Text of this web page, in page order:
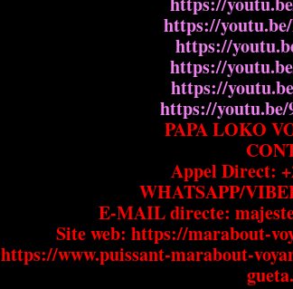
https://
https://
https://
https://
https://
PAPA LOKO
Appel Direct:
WHATSAPP/
E-MAIL directe:
Site web: https://marabout-
https://www.puissant-marabout-